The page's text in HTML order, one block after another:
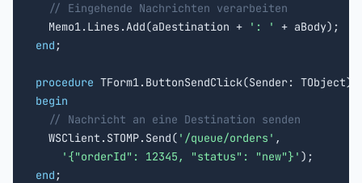
// Eingehende Nachrichten verarbeiten
  Memo1.Lines.Add(aDestination +
': '
end ;
procedure
begin
// Nachricht an eine Destination senden
  WSClient.STOMP.Send(
'/queue/orders' ,
'{"orderId": 12345, "status": "new"}'
end ;